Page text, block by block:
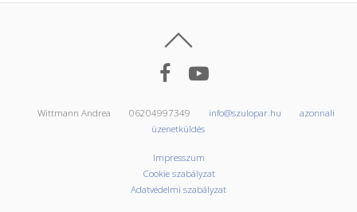
Wittmann Andrea 06204997349 info@szulopar.hu
azonnali
üzenetküldés
Impresszum
Cookie szabályzat
Adatvédelmi szabályzat